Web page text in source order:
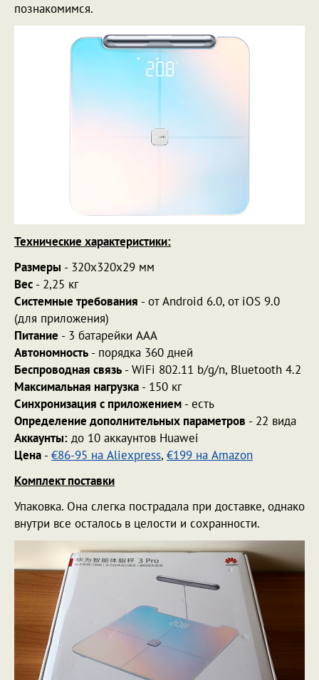
познакомимся.
Технические характеристики:
Размеры - 320х320х29 мм
Вес - 2,25 кг
Системные требования - от Android 6.0, от iOS 9.0
(для приложения)
Питание - 3 батарейки AAA
Автономность - порядка 360 дней
Беспроводная связь - WiFi 802.11 b/g/n, Bluetooth 4.2
Максимальная нагрузка - 150 кг
Синхронизация с приложением - есть
Определение дополнительных параметров - 22 вида
Аккаунты: до 10 аккаунтов Huawei
Цена -€86-95 на Aliexpress, €199 на Amazon
Комплект поставки
Упаковка. Она слегка пострадала при доставке, однако
внутри все осталось в целости и сохранности.